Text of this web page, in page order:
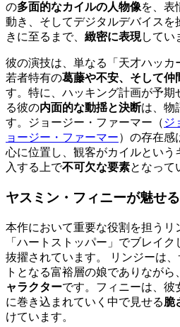
の多面的なカイルの人物像を、表
動き、そしてデジタルデバイスを
きに至るまで、 緻密に表現してい
彼の演技は、単なる「天才ハッカ
若者特有の葛藤や不安、そして仲
す。特に、ハッキング計画が予
る彼の内面的な動揺と決断は、物
す。
ジョージー・ファーマー（ ジ
ョージー・ファーマー） の存在感
心に位置し、観客がカイルという
入する上で不可欠な要素となって
ヤスミン・フィニーが魅せ
本作において重要な役割を担うリ
「ハートストッパー」でブレイク
抜擢されています。 リンジーは
トとなる富裕層の娘でありながら
ャラクターです。フィニーは、彼
に巻き込まれていく中で見せる脆
けています。